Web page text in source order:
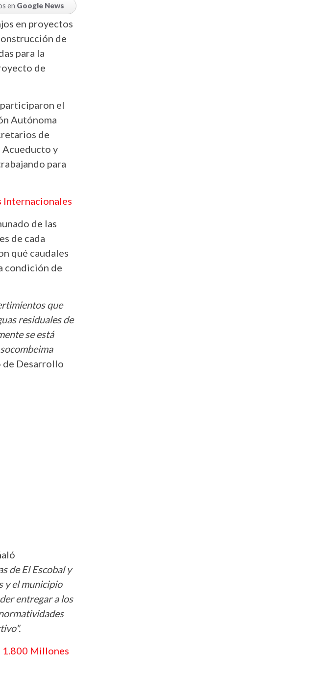
en Google News
en proyectos
de
para la
de
el
Autónoma
de
Acueducto y
para
Internacionales
de las
de cada
qué caudales
condición de
que
residuales de
se está
Desarrollo
de El Escobal y
y el municipio
entregar a los
1.800 Millones